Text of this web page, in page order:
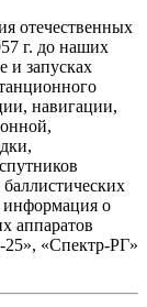
отечественных
г. до наших
и запусках
навигации,
информация о
аппаратов
«Спектр-РГ»